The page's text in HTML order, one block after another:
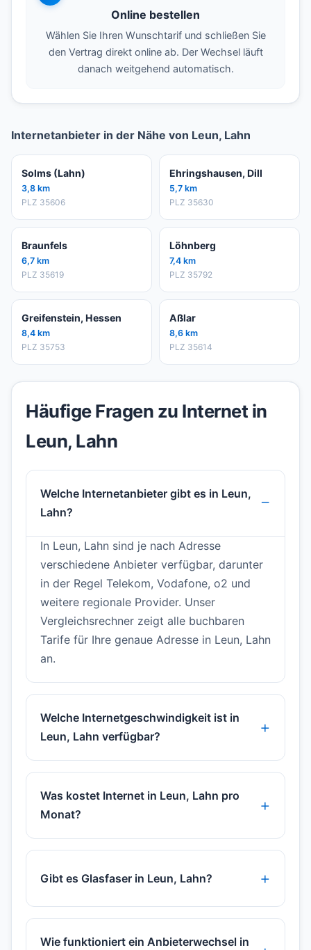
Online bestellen
Wählen Sie Ihren Wunschtarif und schließen Sie
den Vertrag direkt online ab. Der Wechsel läuft
danach weitgehend automatisch.
Internetanbieter in der Nähe von Leun, Lahn
Solms (Lahn)
3,8 km
PLZ 35606
Ehringshausen, Dill
5,7 km
PLZ 35630
Braunfels
6,7 km
PLZ 35619
Löhnberg
7,4 km
PLZ 35792
Greifenstein, Hessen
8,4 km
PLZ 35753
Aßlar
8,6 km
PLZ 35614
Häufige Fragen zu Internet in
Leun, Lahn
Welche Internetanbieter gibt es in Leun,
Lahn?
In Leun, Lahn sind je nach Adresse
verschiedene Anbieter verfügbar, darunter
in der Regel Telekom, Vodafone, o2 und
weitere regionale Provider. Unser
Vergleichsrechner zeigt alle buchbaren
Tarife für Ihre genaue Adresse in Leun, Lahn
an.
Welche Internetgeschwindigkeit ist in
Leun, Lahn verfügbar?
Was kostet Internet in Leun, Lahn pro
Monat?
Gibt es Glasfaser in Leun, Lahn?
Wie funktioniert ein Anbieterwechsel in